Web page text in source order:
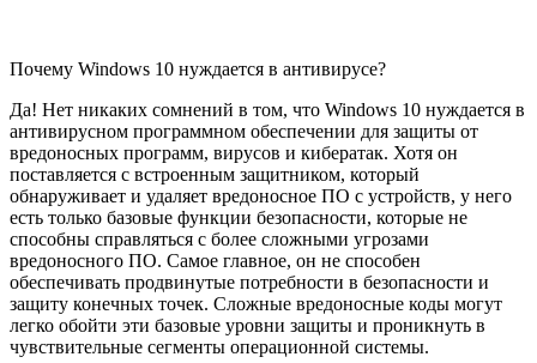
Почему Windows 10 нуждается в антивирусе?
Да! Нет никаких сомнений в том, что Windows 10 нуждается в
антивирусном программном обеспечении для защиты от
вредоносных программ, вирусов и кибератак. Хотя он
поставляется с встроенным защитником, который
обнаруживает и удаляет вредоносное ПО с устройств, у него
есть только базовые функции безопасности, которые не
способны справляться с более сложными угрозами
вредоносного ПО. Самое главное, он не способен
обеспечивать продвинутые потребности в безопасности и
защиту конечных точек. Сложные вредоносные коды могут
легко обойти эти базовые уровни защиты и проникнуть в
чувствительные сегменты операционной системы.